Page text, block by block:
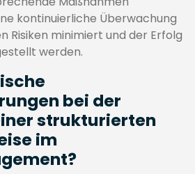
kontinuierliche Überwachung
Risiken minimiert und der Erfolg
werden.
bei der
strukturierten
im